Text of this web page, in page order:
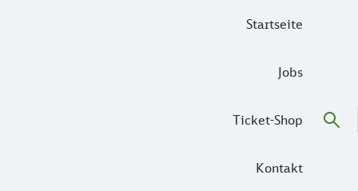
Startseite
Jobs
Ticket-Shop
Kontakt